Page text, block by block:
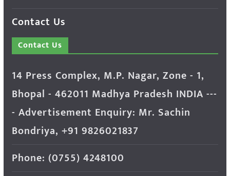
Contact Us
Contact Us
14 Press Complex, M.P. Nagar, Zone - 1,
Bhopal - 462011 Madhya Pradesh INDIA ---
- Advertisement Enquiry: Mr. Sachin
Bondriya, +91 9826021837
Phone: (0755) 4248100